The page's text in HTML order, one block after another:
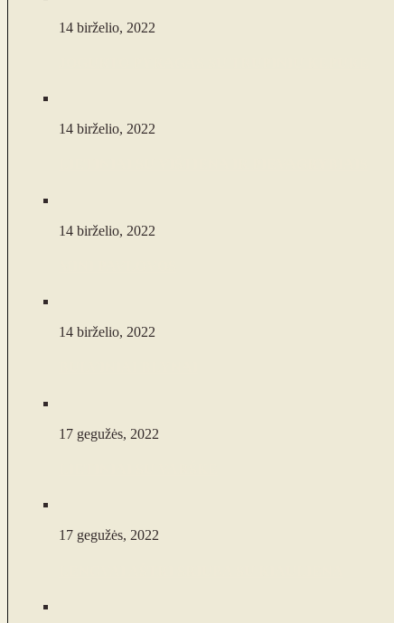
14 birželio, 2022
14 birželio, 2022
14 birželio, 2022
14 birželio, 2022
17 gegužės, 2022
17 gegužės, 2022